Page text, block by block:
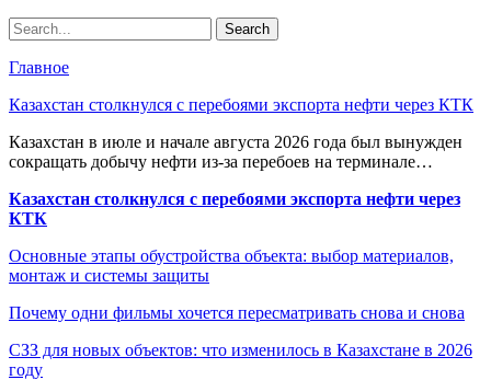
Главное
Казахстан столкнулся с перебоями экспорта нефти через КТК
Казахстан в июле и начале августа 2026 года был вынужден
сокращать добычу нефти из-за перебоев на терминале…
Казахстан столкнулся с перебоями экспорта нефти через
КТК
Основные этапы обустройства объекта: выбор материалов,
монтаж и системы защиты
Почему одни фильмы хочется пересматривать снова и снова
СЗЗ для новых объектов: что изменилось в Казахстане в 2026
году